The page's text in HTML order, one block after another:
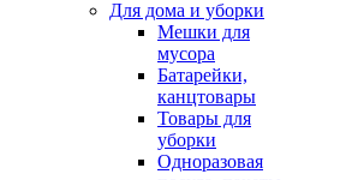
Для дома и уборки
Мешки для
мусора
Батарейки,
канцтовары
Товары для
уборки
Одноразовая